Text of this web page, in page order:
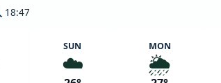
18:47
SUN
☁️
MON
🌦️